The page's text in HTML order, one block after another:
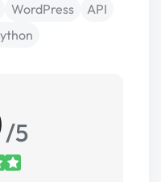
WordPress
API
/5